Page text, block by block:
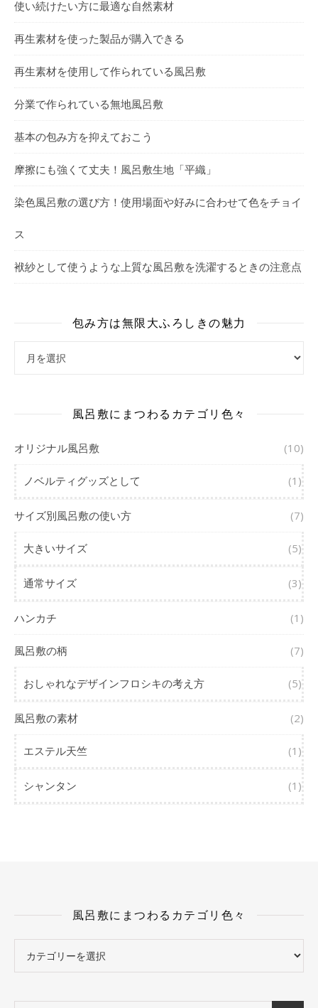
使い続けたい方に最適な自然素材
再生素材を使った製品が購入できる
再生素材を使用して作られている風呂敷
分業で作られている無地風呂敷
基本の包み方を抑えておこう
摩擦にも強くて丈夫！風呂敷生地「平織」
染色風呂敷の選び方！使用場面や好みに合わせて色をチョイ
ス
袱紗として使うような上質な風呂敷を洗濯するときの注意点
包み方は無限大ふろしきの魅力
風呂敷にまつわるカテゴリ色々
オリジナル風呂敷 (10)
ノベルティグッズとして (1)
サイズ別風呂敷の使い方 (7)
大きいサイズ (5)
通常サイズ (3)
ハンカチ (1)
風呂敷の柄 (7)
おしゃれなデザインフロシキの考え方 (5)
風呂敷の素材 (2)
エステル天竺 (1)
シャンタン (1)
風呂敷にまつわるカテゴリ色々